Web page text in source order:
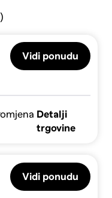
Vidi ponudu
Detalji
trgovine
Vidi ponudu